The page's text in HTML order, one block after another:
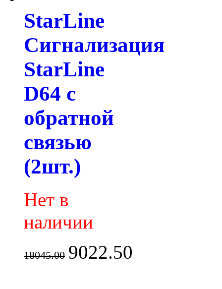
StarLine
Сигнализация
StarLine
D64 с
обратной
связью
(2шт.)
Нет в
наличии
18045.00 9022.50